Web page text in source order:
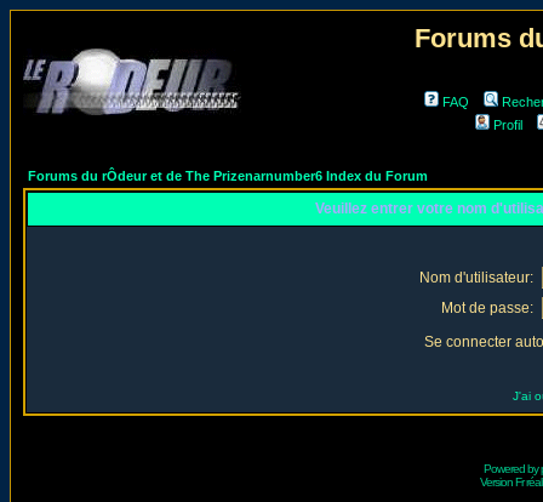
Forums
FAQ
Profil
Forums du rÔdeur et de The Prizenarnumber6 Index du Forum
Veuillez entrer votre nom
Nom d'utilisateur:
Mot de passe:
Se connecter
J'ai
Powered by
Version Fr